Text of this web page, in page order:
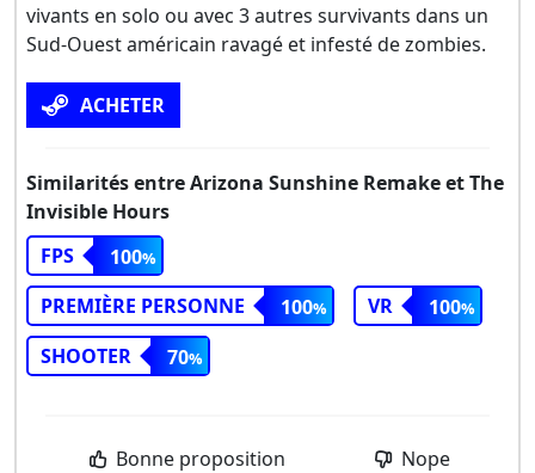
vivants en solo ou avec 3 autres survivants dans un
Sud-Ouest américain ravagé et infesté de zombies.
ACHETER
Similarités entre Arizona Sunshine Remake et The
Invisible Hours
FPS
100
PREMIÈRE PERSONNE
100 VR
100
SHOOTER
70
Bonne proposition Nope